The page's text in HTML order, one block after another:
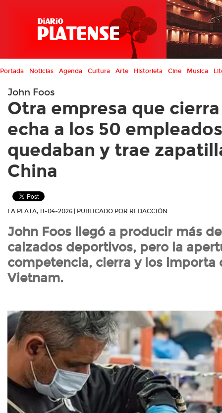
Portada Noticias Agenda Cultura Arte Historieta Cine Musica
John Foos
Otra empresa que
echa a los 50
quedaban y trae
China
LA PLATA, 11-04-2026 | PUBLICADO POR REDACCIÓN
John Foos llegó a producir más
calzados deportivos, pero la
competencia, cierra y los importa
Vietnam.